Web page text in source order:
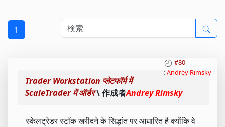
1
#80
:Andrey Rimsky
Trader Workstation प्लेटफॉर्म में
ScaleTrader में ऑर्डर\ 作成者Andrey Rimsky
स्केलट्रेडर स्टॉक खरीदने के सिद्धांत पर आधारित है क्योंकि वे